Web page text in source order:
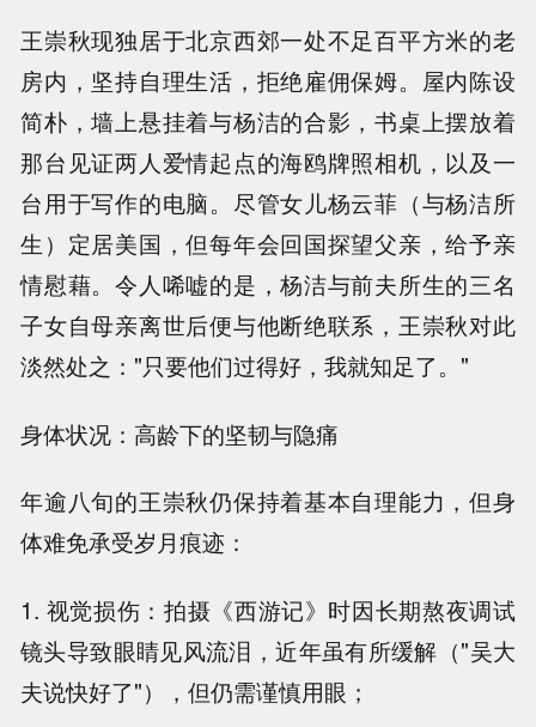
王崇秋现独居于北京西郊一处不足百平方米的老
房内，坚持自理生活，拒绝雇佣保姆。屋内陈设
简朴，墙上悬挂着与杨洁的合影，书桌上摆放着
那台见证两人爱情起点的海鸥牌照相机，以及一
台用于写作的电脑。尽管女儿杨云菲（与杨洁所
生）定居美国，但每年会回国探望父亲，给予亲
情慰藉。令人唏嘘的是，杨洁与前夫所生的三名
子女自母亲离世后便与他断绝联系，王崇秋对此
淡然处之："只要他们过得好，我就知足了。"
身体状况：高龄下的坚韧与隐痛
年逾八旬的王崇秋仍保持着基本自理能力，但身
体难免承受岁月痕迹：
1. 视觉损伤：拍摄《西游记》时因长期熬夜调试
镜头导致眼睛见风流泪，近年虽有所缓解（"吴大
夫说快好了"），但仍需谨慎用眼；